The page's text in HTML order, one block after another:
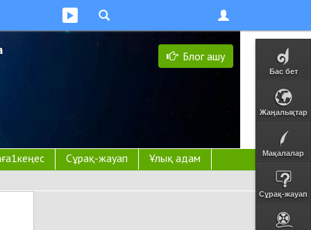
Бас бет
Жаңалықтар
Мақалалар
Сұрақ-жауап
Блог ашу
Сұрақ-жауап Ұлық адам